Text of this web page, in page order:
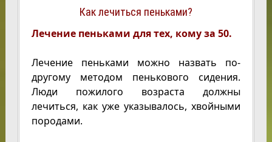
Как лечиться пеньками?
Лечение пеньками для тех, кому за 50.
Лечение пеньками можно назвать по-
другому методом пенькового сидения.
Люди пожилого возраста должны
лечиться, как уже указывалось, хвойными
породами.